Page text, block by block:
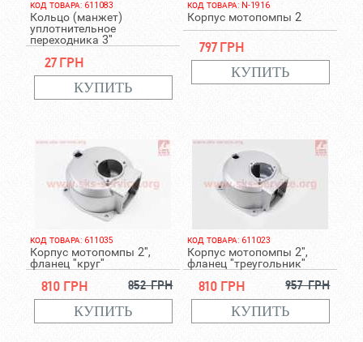
КОД ТОВАРА: 611083
Кольцо (манжет)
уплотнительное
переходника 3"
27 грн
КОД ТОВАРА: N-1916
Корпус мотопомпы 2
797 грн
КОД ТОВАРА: 611035
Корпус мотопомпы 2",
фланец "круг"
810 грн 852 грн
КОД ТОВАРА: 611023
Корпус мотопомпы 2",
фланец "треугольник"
810 грн 957 грн